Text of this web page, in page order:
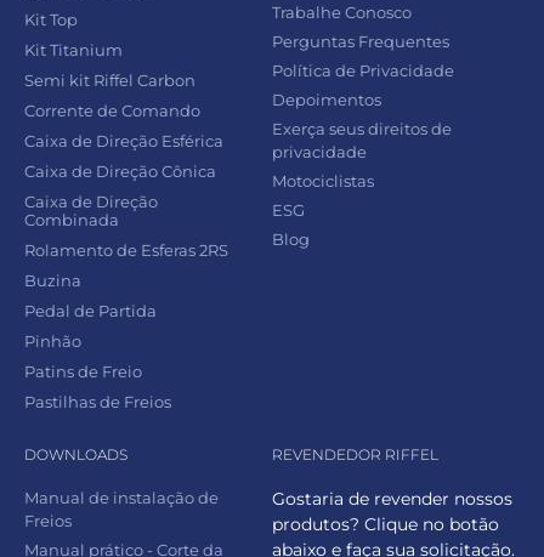
Kit Top
Kit Titanium
Semi kit Riffel Carbon
Corrente de Comando
Caixa de Direção Esférica
Caixa de Direção Cônica
Caixa de Direção
Combinada
Rolamento de Esferas 2RS
Buzina
Pedal de Partida
Pinhão
Patins de Freio
Pastilhas de Freios
Trabalhe Conosco
Perguntas Frequentes
Política de Privacidade
Depoimentos
Exerça seus direitos de
privacidade
Motociclistas
ESG
Blog
DOWNLOADS
Manual de instalação de
Freios
Manual prático - Corte da
REVENDEDOR RIFFEL
Gostaria de revender nossos
produtos? Clique no botão
abaixo e faça sua solicitação.